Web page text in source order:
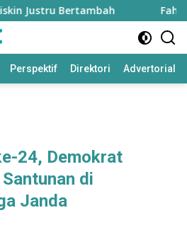
Bertambah
Perspektif Direktori Advertorial
24, Demokrat
di
Janda